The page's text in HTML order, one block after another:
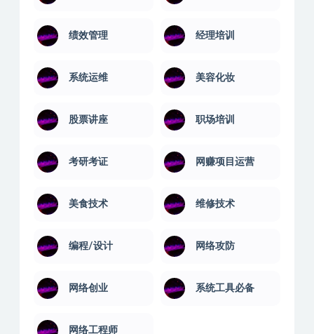
绩效管理 经理培训
系统运维 美容化妆
股票讲座 职场培训
考研考证 网赚项目运营
美食技术 维修技术
编程/设计 网络攻防
网络创业 系统工具必备
网络工程师